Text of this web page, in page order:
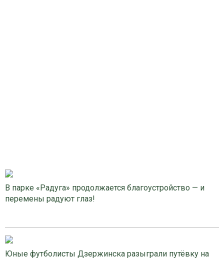
В парке «Радуга» продолжается благоустройство — и
перемены радуют глаз!
Юные футболисты Дзержинска разыграли путёвку на